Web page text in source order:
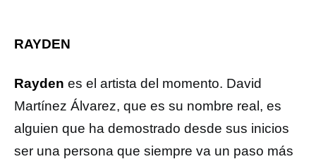
RAYDEN
Rayden es el artista del momento. David
Martínez Álvarez, que es su nombre real, es
alguien que ha demostrado desde sus inicios
ser una persona que siempre va un paso más